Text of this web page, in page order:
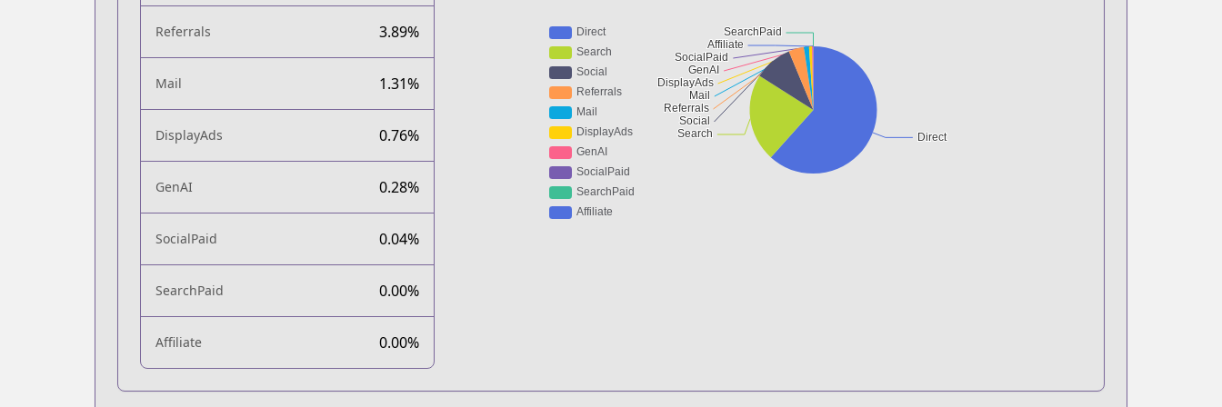
Referrals 3.89%
Mail 1.31%
DisplayAds 0.76%
GenAI 0.28%
SocialPaid 0.04%
SearchPaid 0.00%
Affiliate 0.00%